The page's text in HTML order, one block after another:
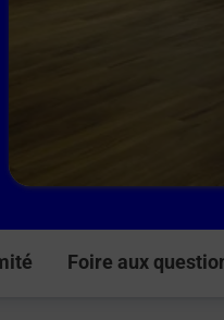
Foire aux